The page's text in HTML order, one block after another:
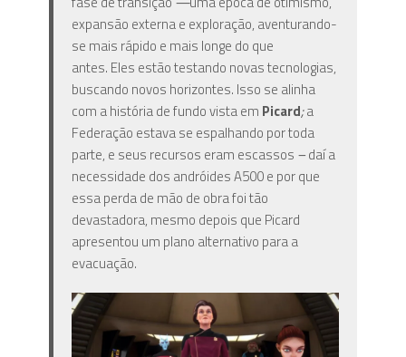
expansão externa e exploração, aventurando-
se mais rápido e mais longe do que
antes. Eles estão testando novas tecnologias,
buscando novos horizontes. Isso se alinha
com a história de fundo vista em Picard;a
Federação estava se espalhando por toda
parte, e seus recursos eram escassos –daí a
necessidade dos andróides A500 e por que
essa perda de mão de obra foi tão
devastadora, mesmo depois que Picard
apresentou um plano alternativo para a
evacuação.